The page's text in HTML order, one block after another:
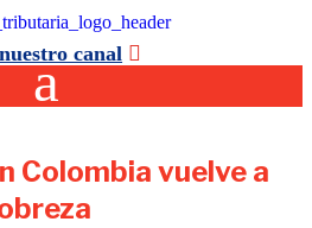
canal
Colombia vuelve a